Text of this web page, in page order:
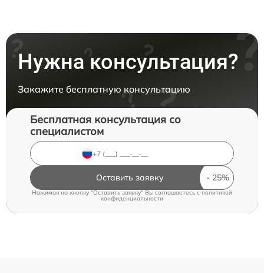
Нужна консультация?
Закажите бесплатную консультацию
Бесплатная консультация со
специалистом
Оставить заявку
Нажимая на кнопку "Оставить заявку" Вы соглашаетесь cполитикой
конфиденциальности